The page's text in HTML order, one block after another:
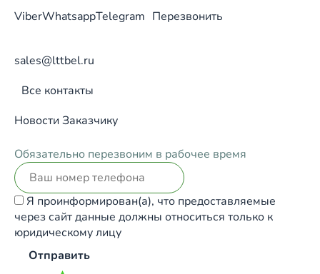
ViberWhatsappTelegram Перезвонить
sales@lttbel.ru
Все контакты
Новости Заказчику
Обязательно перезвоним в рабочее время
Я проинформирован(а), что предоставляемые
через сайт данные должны относиться только к
юридическому лицу
Отправить